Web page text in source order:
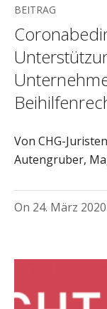
BEITRAG
Von CHG-
Autengruber,
On 24. März 2020